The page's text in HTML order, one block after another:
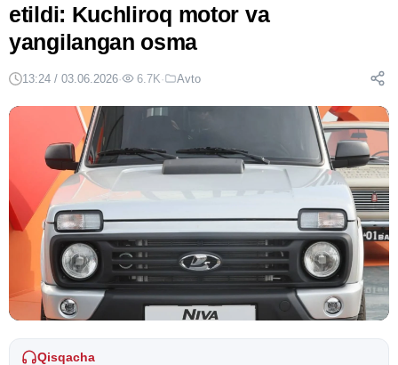
etildi: Kuchliroq motor va
yangilangan osma
13:24 / 03.06.2026· 6.7K· Avto
Qisqacha